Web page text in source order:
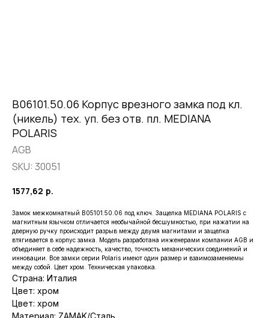
B06101.50.06 Корпус врезного замка под кл.
(никель) тех. уп. без отв. пл. MEDIANA
POLARIS
AGB
SKU: 30051
1577,62 р.
Замок межкомнатный B05101.50.06 под ключ. Защелка MEDIANA POLARIS с
магнитным язычком отличается необычайной бесшумностью, при нажатии на
дверную ручку происходит разрыв между двумя магнитами и защелка
втягивается в корпус замка. Модель разработана инженерами компании AGB и
объединяет в себе надежность, качество, точность механических соединений и
инновации. Все замки серии Polaris имеют один размер и взаимозаменяемы
между собой. Цвет хром. Техническая упаковка.
Страна: Италия
Цвет: хром
Цвет: хром
Материал: ZAMAK/Сталь